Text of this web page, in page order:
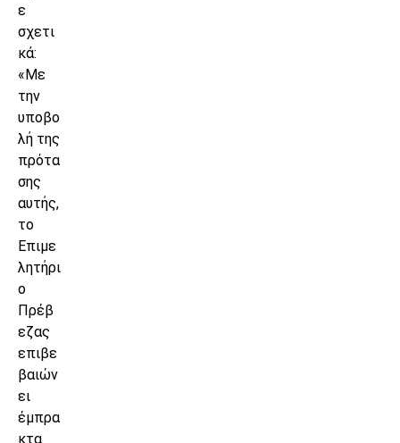
ε
σχετι
κά:
«Με
την
υποβο
λή της
πρότα
σης
αυτής,
το
Επιμε
λητήρι
ο
Πρέβ
εζας
επιβε
βαιών
ει
έμπρα
κτα